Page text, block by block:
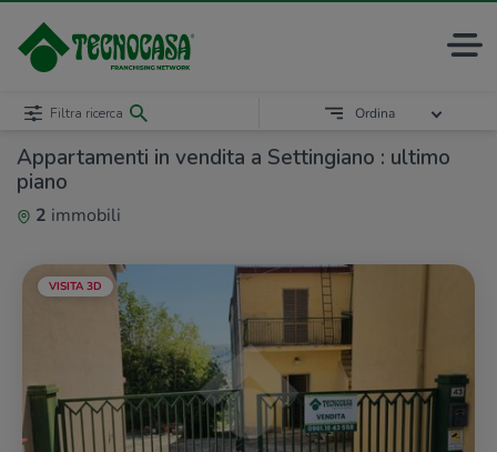
Appartamenti in vendita a Settingiano : ultimo
piano
2 immobili
Filtra ricerca Ordina
VISITA 3D